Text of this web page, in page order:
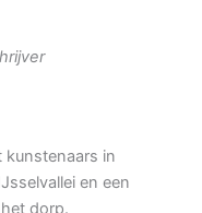
kunstenaars in
en een
dorp.